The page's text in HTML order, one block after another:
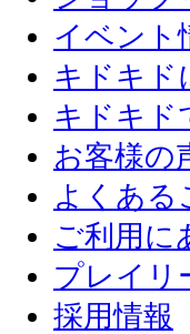
イベント
キドキド
キドキド
お客様の
よくある
ご利用に
プレイリ
採用情報